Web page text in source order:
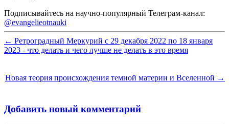
Подписывайтесь на научно-популярный Телеграм-канал:
@evangelieotnauki
← Ретроградный Меркурий с 29 декабря 2022 по 18 января
2023 - что делать и чего лучше не делать в это время
Новая теория происхождения темной материи и Вселенной →
Добавить новый комментарий